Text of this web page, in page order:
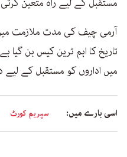
مستقبل کے لیے راہ متعین
آرمی چیف کی مدت ملازمت
تاریخ کا اہم ترین کیس بن
میں اداروں کو مستقبل کے لیے
اسی بارے میں: سپریم کورٹ